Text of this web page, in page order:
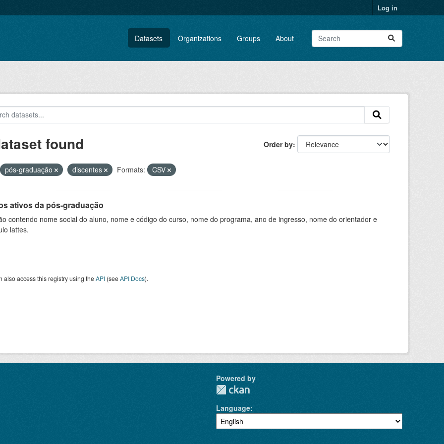
Log in
Datasets Organizations Groups About
Order by
found
pós-graduação discentes Formats: CSV
ativos da pós-graduação
contendo nome social do aluno, nome e código do curso, nome do programa, ano de ingresso, nome do orientador e
lattes.
also access this registry using theAPI(seeAPI Docs).
Powered by
Language